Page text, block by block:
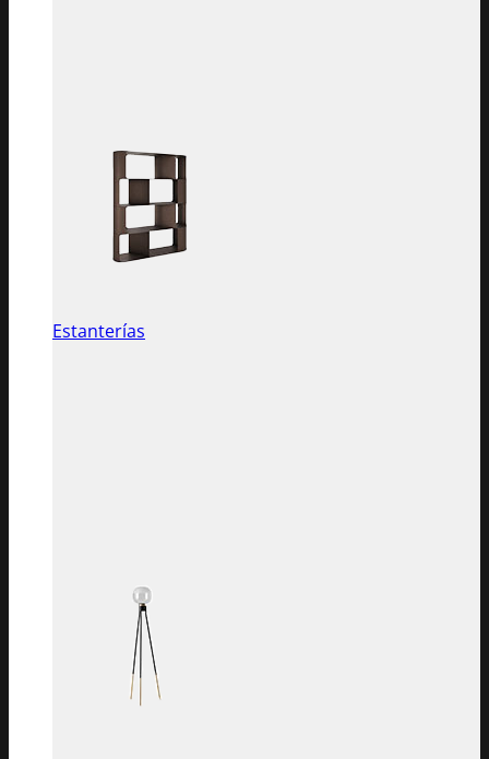
Estanterías